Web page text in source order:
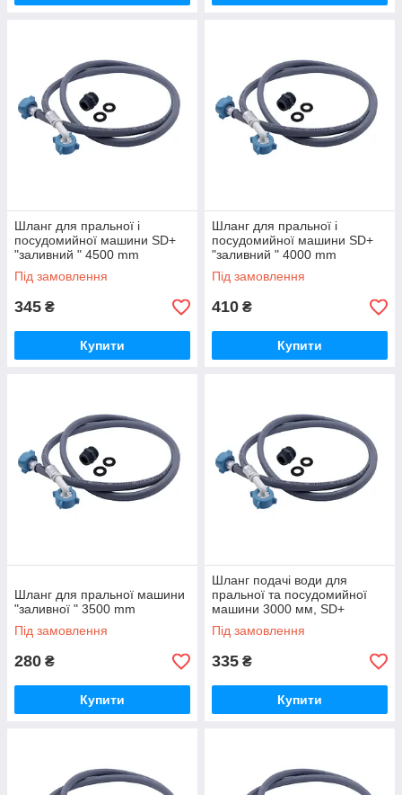
Шланг для пральної і
посудомийної машини SD+
"заливний " 4500 mm
Під замовлення
345 ₴
Купити
Шланг для пральної і
посудомийної машини SD+
"заливний " 4000 mm
Під замовлення
410 ₴
Купити
Шланг для пральної машини
"заливної " 3500 mm
Під замовлення
280 ₴
Купити
Шланг подачі води для
пральної та посудомийної
машини 3000 мм, SD+
Thermo Alliance (90°)
Під замовлення
335 ₴
Купити